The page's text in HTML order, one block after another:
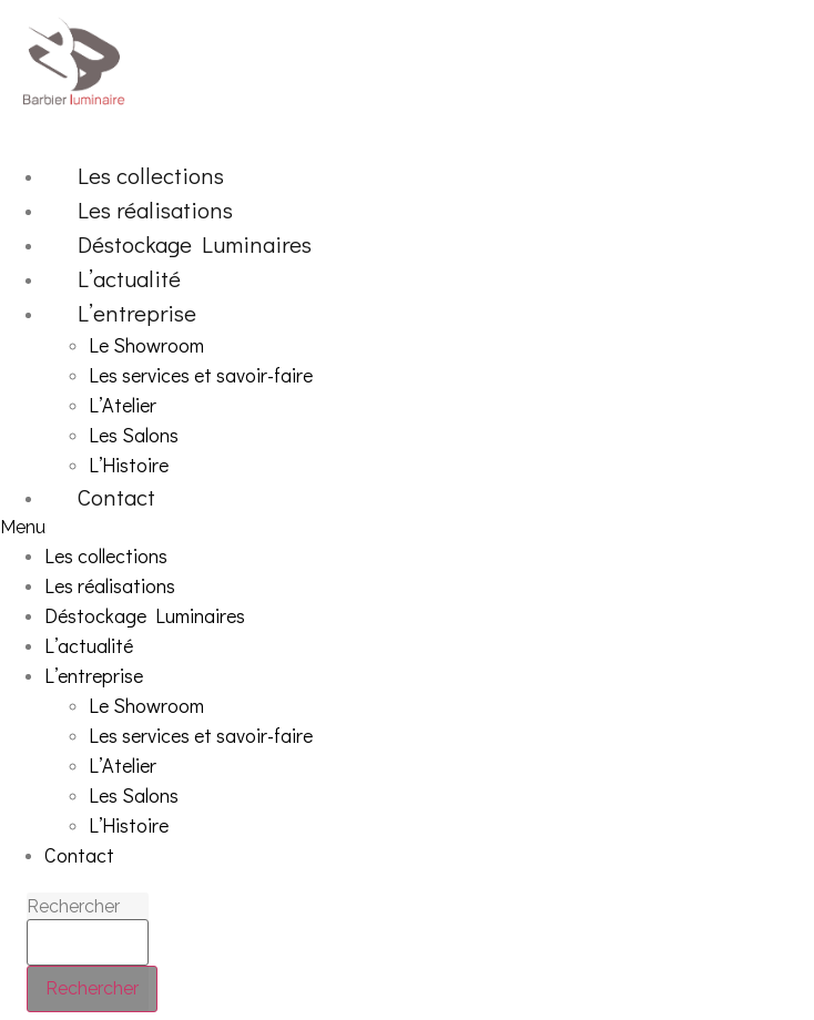
contenu
Les collections
Les réalisations
Déstockage Luminaires
L’actualité
L’entreprise
Le Showroom
Les services et savoir-faire
L’Atelier
Les Salons
L’Histoire
Contact
Menu
Les collections
Les réalisations
Déstockage Luminaires
L’actualité
L’entreprise
Le Showroom
Les services et savoir-faire
L’Atelier
Les Salons
L’Histoire
Contact
Rechercher
Rechercher